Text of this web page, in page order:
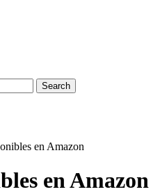
Search
en Amazon
en Amazon